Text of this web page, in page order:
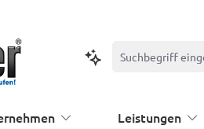
Kontextbasierte Suche
Leistungen